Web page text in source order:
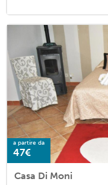
a partire da
47€
Casa Di Moni